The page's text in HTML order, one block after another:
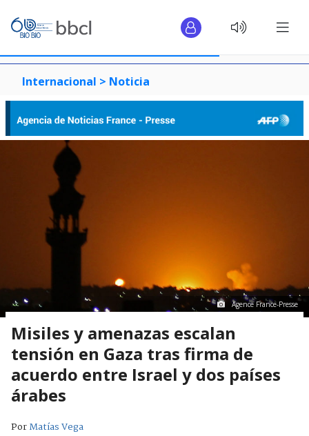
Internacional > Noticia
Agence France-Presse
Misiles y amenazas escalan
tensión en Gaza tras firma de
acuerdo entre Israel y dos países
árabes
PorMatías Vega